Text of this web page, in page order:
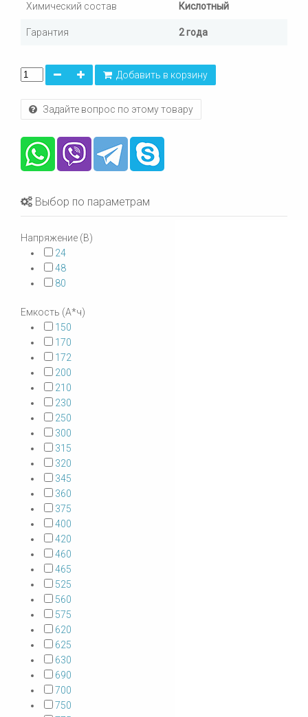
Химический состав Кислотный
Гарантия 2 года
Добавить в корзину
Задайте вопрос по этому товару
Выбор по параметрам
Напряжение (В)
24
48
80
Емкость (А*ч)
150
170
172
200
210
230
250
300
315
320
345
360
375
400
420
460
465
525
560
575
620
625
630
690
700
750